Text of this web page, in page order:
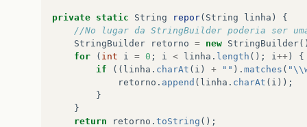
private static String repor( String linha )
{
//No lugar da StringBuilder poderia ser
StringBuilder
retorno = new StringBuilder
for
( int i = 0 ; i < linha . length (); i ++ )
{
if
(( linha . charAt ( i ) + "" ). matches (
retorno . append ( linha . charAt ( i ));
}
}
return
retorno . toString ();